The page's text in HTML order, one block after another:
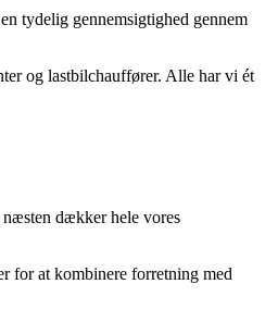
tydelig gennemsigtighed gennem
og lastbilchauffører. Alle har vi ét
dækker hele vores
for at kombinere forretning med